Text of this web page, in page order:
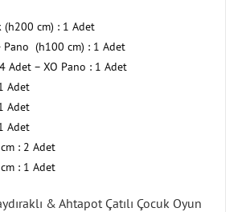
(h200 cm) : 1 Adet
Pano (h100 cm) : 1 Adet
Adet – XO Pano : 1 Adet
Adet
Adet
Adet
: 2 Adet
: 1 Adet
& Ahtapot Çatılı Çocuk Oyun